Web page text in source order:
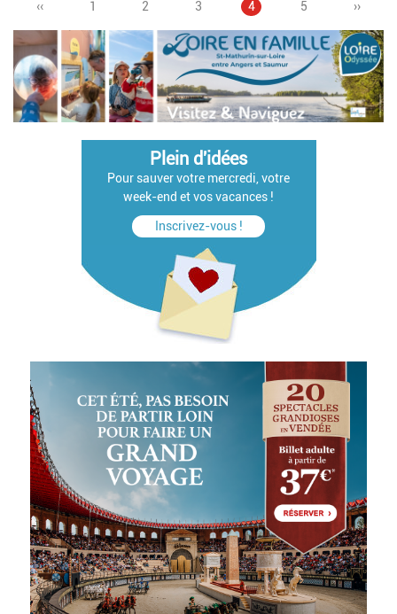
Pagination
Page
‹‹ Page
1 Page
2 Page
3
Page
4 Page
5
Page
››
Plein d'idées
Pour sauver votre mercredi, votre
week-end et vos vacances !
Inscrivez-vous !